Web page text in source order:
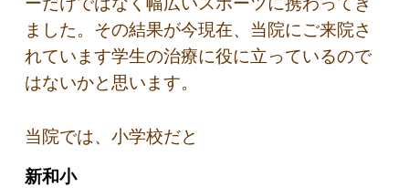
ました。その結果が今現在、当院にご来院さ
れています学生の治療に役に立っているので
はないかと思います。
当院では、小学校だと
新和小